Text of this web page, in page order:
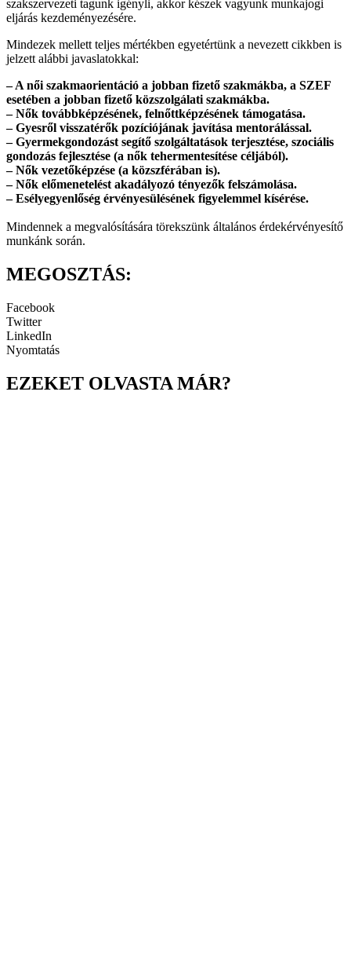
szakszervezeti tagunk igényli, akkor készek vagyunk munkajogi
eljárás kezdeményezésére.
Mindezek mellett teljes mértékben egyetértünk a nevezett cikkben is
jelzett alábbi javaslatokkal:
– A női szakmaorientáció a jobban fizető szakmákba, a SZEF
esetében a jobban fizető közszolgálati szakmákba.
– Nők továbbképzésének, felnőttképzésének támogatása.
– Gyesről visszatérők pozíciójának javítása mentorálással.
– Gyermekgondozást segítő szolgáltatások terjesztése, szociális
gondozás fejlesztése (a nők tehermentesítése céljából).
– Nők vezetőképzése (a közszférában is).
– Nők előmenetelést akadályozó tényezők felszámolása.
– Esélyegyenlőség érvényesülésének figyelemmel kísérése.
Mindennek a megvalósítására törekszünk általános érdekérvényesítő
munkánk során.
MEGOSZTÁS:
Facebook
Twitter
LinkedIn
Nyomtatás
EZEKET OLVASTA MÁR?